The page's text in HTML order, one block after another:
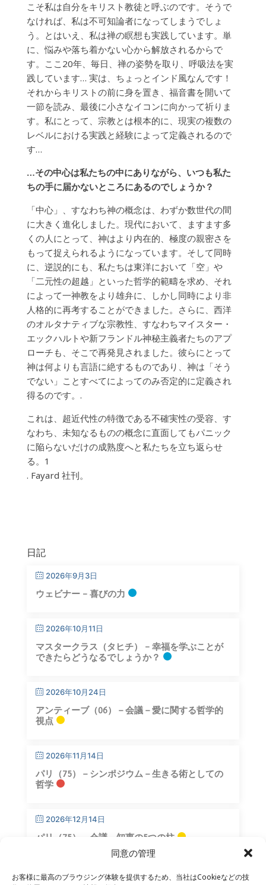
同意の管理
お客様に最高のブラウジング体験を提供するため、当社はCookieなどの技
こそ私は自分をキリスト教徒と呼ぶのです。そうで
なければ、私は不可知論者になってしまうでしょ
う。とはいえ、私は禅の瞑想も実践しています。単
に、悩みや落ち着かない心から解放されるからで
す。ここ20年、毎日、禅の姿勢を取り、呼吸法を実
践しています… 実は、ちょっとインド風なんです！
それからキリストの前に身を置き、福音書を開いて
一節を読み、最後に小さなイコンに向かって祈りま
す。私にとって、宗教とは根本的に、現実の複数の
レベルにおける実践と経験によって定義されるので
す…
…その中心は私たちの中にありながら、いつも私た
ちの手に届かないところにあるのでしょうか？
「中心」、すなわち神の概念は、わずか数世代の間
に大きく進化しました。現代において、ますます多
くの人にとって、神はより内在的、極度の親密さを
もって捉えられるようになっています。そして同時
に、逆説的にも、私たちは東洋において「空」や
「二元性の超越」といった哲学的範疇を求め、それ
によって一神教をより雄弁に、しかし同時により非
人格的に再考することができました。さらに、西洋
のオルタナティブな宗教性、すなわちマイスター・
エックハルトや新フランドル神秘主義者たちのアプ
ローチも、そこで再発見されました。彼らにとって
神は何よりも言語に絶するものであり、神は「そう
でない」ことすべてによってのみ否定的に定義され
得るのです。.
これは、超近代性の特徴である不確実性の受容、す
なわち、未知なるものの概念に直面してもパニック
に陥らないだけの成熟度へと私たちを立ち返らせ
る。1
. Fayard 社刊。
日記
2026年9月3日
ウェビナー – 喜びの力
2026年10月11日
マスタークラス（タヒチ） – 幸福を学ぶことが
できたらどうなるでしょうか？
2026年10月24日
アンティーブ（06）－会議－愛に関する哲学的
視点
2026年11月14日
パリ（75）－シンポジウム－生きる術としての
哲学
2026年12月14日
パリ（75）－会議－知恵の5つの柱